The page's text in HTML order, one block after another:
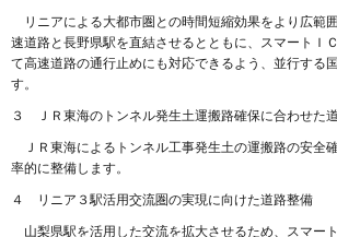
リニアによる大都市圏との時間短縮効果をより広範
速道路と長野県駅を直結させるとともに、スマートＩ
て高速道路の通行止めにも対応できるよう、並行する
す。
３ ＪＲ東海のトンネル発生土運搬路確保に合わせた
ＪＲ東海によるトンネル工事発生土の運搬路の安全
率的に整備します。
４ リニア３駅活用交流圏の実現に向けた道路整備
山梨県駅を活用した交流を拡大させるため、スマー